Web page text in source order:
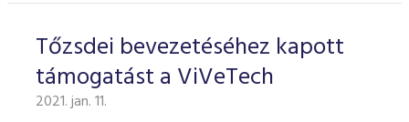
Tőzsdei bevezetéséhez kapott
támogatást a ViVeTech
2021. jan. 11.